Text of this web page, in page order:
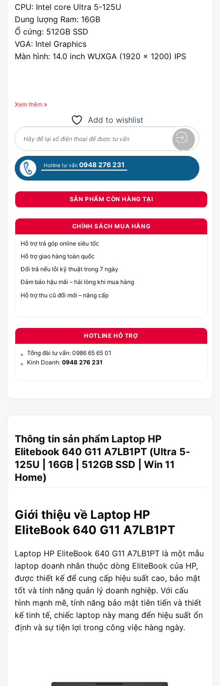
CPU: Intel core Ultra 5-125U
Dung lượng Ram: 16GB
Ổ cứng: 512GB SSD
VGA: Intel Graphics
Màn hình: 14.0 inch WUXGA (1920 x 1200) IPS
Xem thêm
Add to wishlist
Hotline tư vấn 0948 276 231
SẢN PHẨM CÒN HÀNG TẠI
CHÍNH SÁCH MUA HÀNG
Hỗ trợ trả góp online siêu tốc
Hỗ trợ giao hàng toàn quốc
Đổi trả nếu lỗi kỹ thuật trong 7 ngày
Đảm bảo hậu mãi – hài lòng khi mua hàng
Hỗ trợ thu cũ đổi mới – nâng cấp
HOTLINE HỖ TRỢ
Tổng đài tư vấn: 0986 65 65 01
Kinh Doanh: 0948 276 231
Thông tin sản phẩm Laptop HP
Elitebook 640 G11 A7LB1PT (Ultra 5-
125U | 16GB | 512GB SSD | Win 11
Home)
Giới thiệu về Laptop HP
EliteBook 640 G11 A7LB1PT
Laptop HP EliteBook 640 G11 A7LB1PT là một mẫu
laptop doanh nhân thuộc dòng EliteBook của HP,
được thiết kế để cung cấp hiệu suất cao, bảo mật
tốt và tính năng quản lý doanh nghiệp. Với cấu
hình mạnh mẽ, tính năng bảo mật tiên tiến và thiết
kế tinh tế, chiếc laptop này mang đến hiệu suất ổn
định và sự tiện lợi trong công việc hàng ngày.